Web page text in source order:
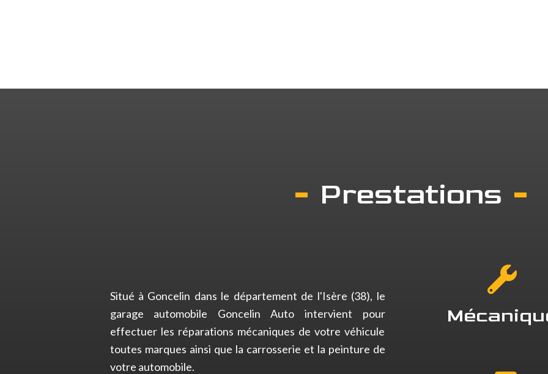
Prestations
Situé à Goncelin dans le département de l'Isère (38), le
garage automobile Goncelin Auto intervient pour
effectuer les réparations mécaniques de votre véhicule
toutes marques ainsi que la carrosserie et la peinture de
votre automobile.